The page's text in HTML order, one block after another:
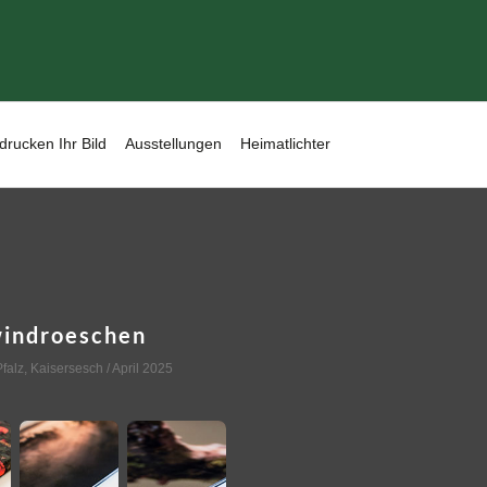
Ihr Bild Ausstellungen Heimatlichter
, Kaisersesch / April 2025